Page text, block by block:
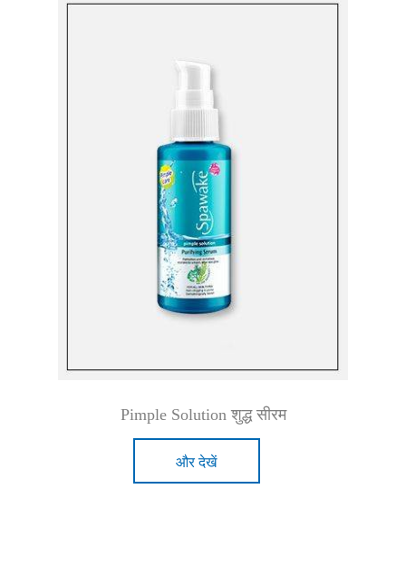
Pimple Solution शुद्ध सीरम
और देखें